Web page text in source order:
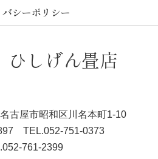
シーポリシー
ひしげん畳店
古屋市昭和区川名本町1-10
TEL.052-751-0373
761-2399